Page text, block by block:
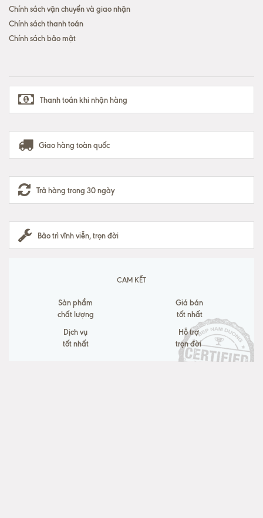
Chính sách vận chuyển và giao nhận
Chính sách thanh toán
Chính sách bảo mật
Thanh toán khi nhận hàng
Giao hàng toàn quốc
Trả hàng trong 30 ngày
Bảo trì vĩnh viễn, trọn đời
CAM KẾT
Sản phẩm
chất lượng
Giá bán
tốt nhất
Dịch vụ
tốt nhất
Hỗ trợ
trọn đời